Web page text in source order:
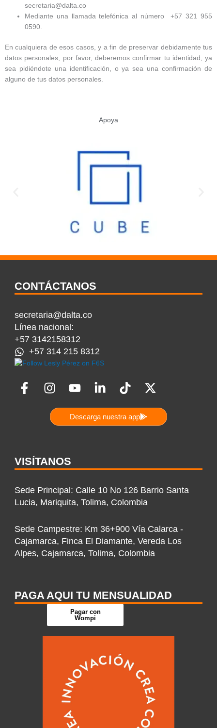
secretaria@dalta.co
Mediante una llamada telefónica al número +57 321 955
0590.
En cualquiera de esos casos, y a fin de preservar debidamente tus
datos personales, por favor, deberemos confirmar tu identidad, ya
sea pidiéndote una identificación, o ya sea una confirmación de
alguno de tus datos personales.
Apoya
CONTÁCTANOS
secretaria@dalta.co
Línea nacional:
+57 3142158312
+57 314 215 8312
F
a
o
k
f
I
n
s
t
r
a
Y
o
u
t
L
i
n
k
n
i
n
T
i
k
t
X
-
t
e
Descarga nuestra app
VISÍTANOS
Sede Principal: Calle 10 No 126 Barrio Santa
Lucia, Mariquita, Tolima, Colombia
Sede Campestre: Km 36+900 Vía Calarca -
Cajamarca, Finca El Diamante, Vereda Los
Alpes, Cajamarca, Tolima, Colombia
PAGA AQUI TU MENSUALIDAD
Pagar con
Wompi